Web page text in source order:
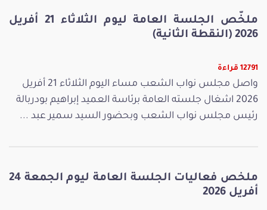
ملخّص الجلسة العامة ليوم الثلاثاء 21 أفريل
2026 (النقطة الثانية)
12791 قراءة
واصل مجلس نواب الشعب مساء اليوم الثلاثاء 21 أفريل
2026 اشغال جلسته العامة برئاسة العميد إبراهيم بودربالة
رئيس مجلس نواب الشعب وبحضور السيد سمير عبد ...
ملخص فعاليات الجلسة العامة ليوم الجمعة 24
أفريل 2026